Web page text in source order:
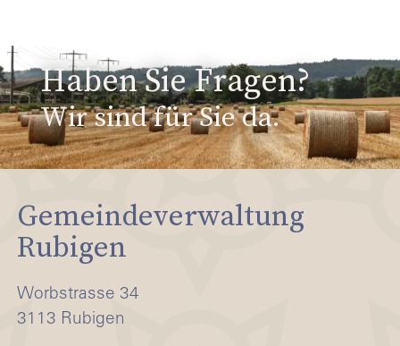
Haben Sie Fragen?
Wir sind für Sie da.
Gemeindeverwaltung
Rubigen
Worbstrasse 34
3113 Rubigen